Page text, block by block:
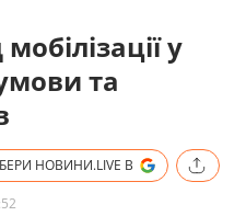
у
та
НОВИНИ.LIVE В